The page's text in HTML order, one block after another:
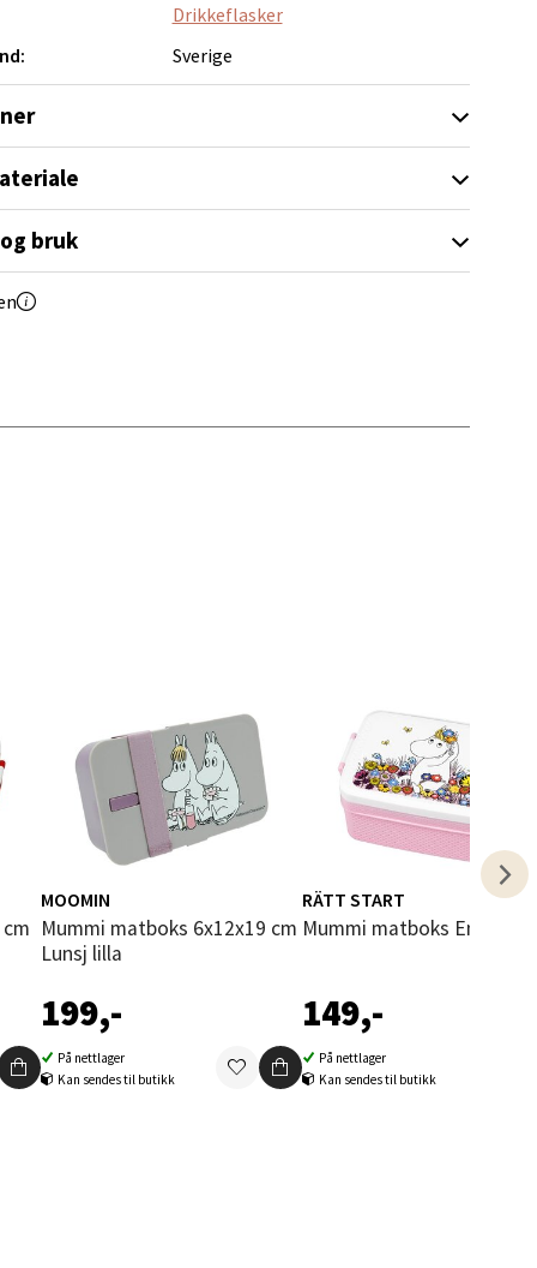
Drikkeflasker
Sverige
bruk
MOOMIN
Mummi matboks 6x12x19 cm
Lunsj lilla
199,-
På nettlager
Kan sendes til butikk
RÄTT START
Mummi matboks Eng rosa
149,-
På nettlager
Kan sendes til butikk